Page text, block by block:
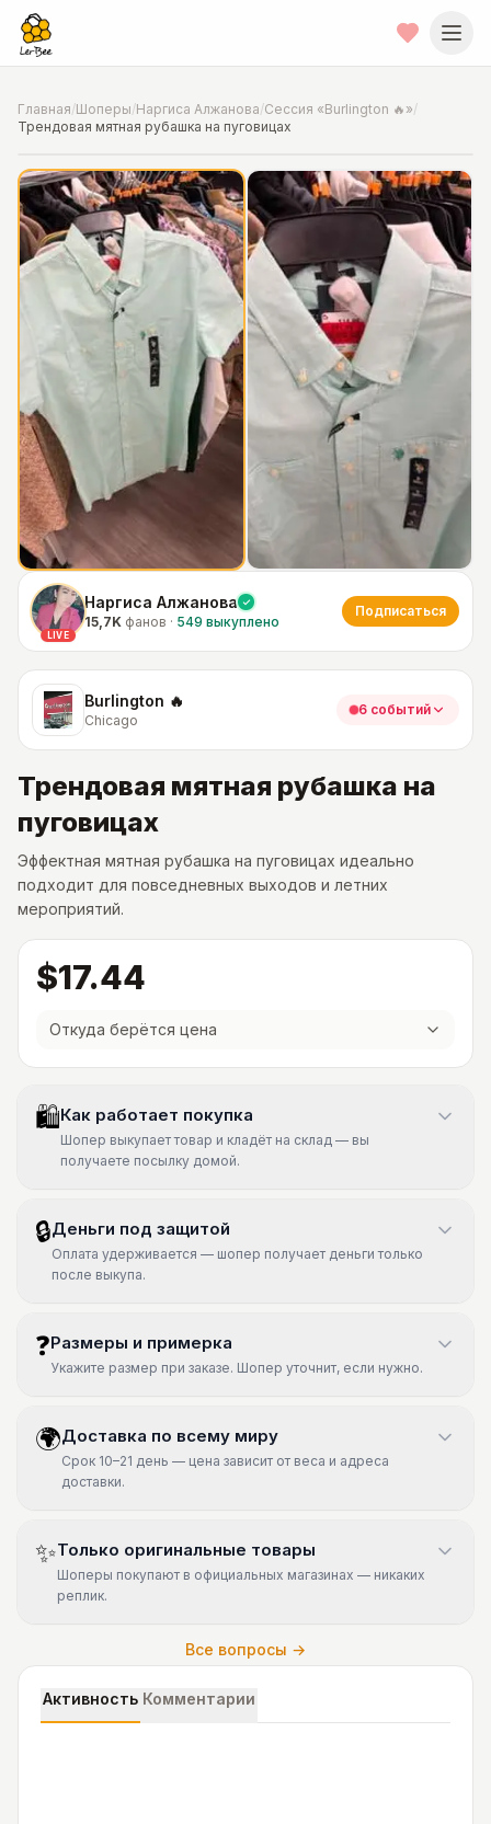
Главная/Шоперы/Наргиса Алжанова/Сессия «Burlington 🔥»/
Трендовая мятная рубашка на пуговицах
📍Фото от шопера·Chicago
LIVE
Наргиса Алжанова
15,7K фанов · 549 выкуплено
Подписаться
Burlington 🔥
Chicago
6 событий
Трендовая мятная рубашка на
пуговицах
Эффектная мятная рубашка на пуговицах идеально
подходит для повседневных выходов и летних
мероприятий.
$17.44
Откуда берётся цена
🛍Как работает покупка
Шопер выкупает товар и кладёт на склад — вы
получаете посылку домой.
🔒Деньги под защитой
Оплата удерживается — шопер получает деньги только
после выкупа.
❓Размеры и примерка
Укажите размер при заказе. Шопер уточнит, если нужно.
🌍Доставка по всему миру
Срок 10–21 день — цена зависит от веса и адреса
доставки.
✨Только оригинальные товары
Шоперы покупают в официальных магазинах — никаких
реплик.
Все вопросы →
Активность Комментарии